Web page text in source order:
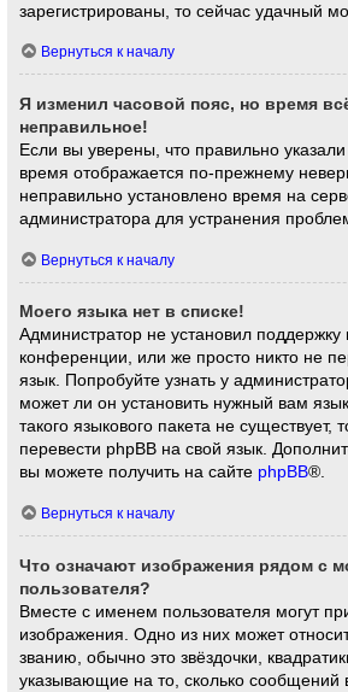
зарегистрированы, то сейчас удачный
Вернуться к началу
Я изменил часовой пояс, но время
неправильное!
Если вы уверены, что правильно
время отображается по-прежнему
неправильно установлено время на
администратора для устранения
Вернуться к началу
Моего языка нет в списке!
Администратор не установил поддержку
конференции, или же просто никто не
язык. Попробуйте узнать у
может ли он установить нужный вам
такого языкового пакета не
перевести phpBB на свой язык.
вы можете получить на сайте phpBB®.
Вернуться к началу
Что означают изображения рядом с
пользователя?
Вместе с именем пользователя могут
изображения. Одно из них может
званию, обычно это звёздочки,
указывающие на то, сколько сообщений